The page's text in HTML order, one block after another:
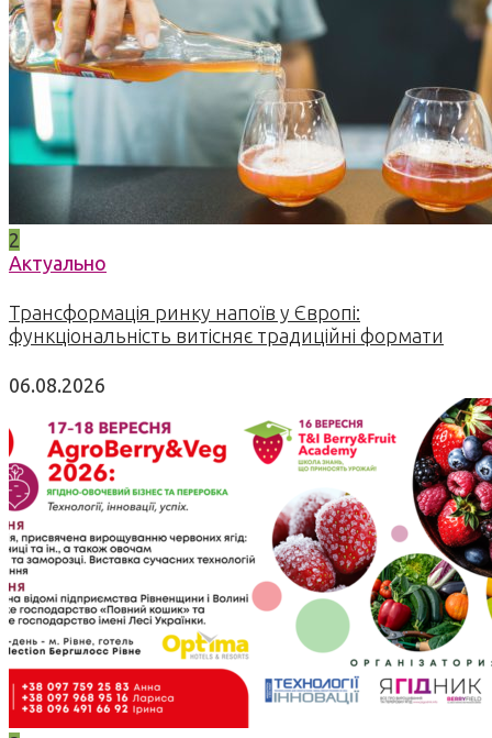
2
Актуально
Трансформація ринку напоїв у Європі:
функціональність витісняє традиційні формати
06.08.2026